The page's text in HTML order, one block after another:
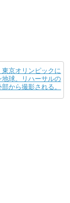
東京オリンピックに
地球。リハーサルの
から撮影される。